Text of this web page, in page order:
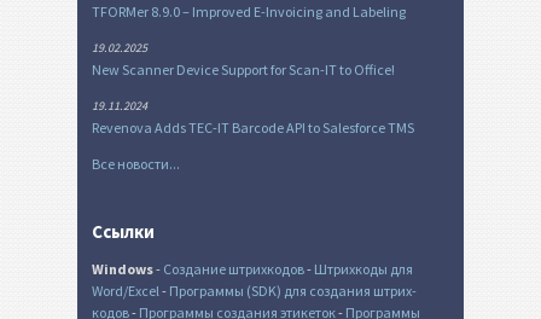
TFORMer 8.9.0 – Improved E-Invoicing and Labeling
19.02.2025
New Scanner Device Support for Scan-IT to Office!
19.11.2024
Revenova Adds TEC-IT Barcode API to Salesforce TMS
Все новости...
Ссылки
Windows- Создание штрихкодов- Штрихкоды для
Word/Excel- Программы (SDK) для создания штрих-
кодов- Программы создания этикеток- Программы